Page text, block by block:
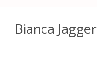
Bianca Jagger